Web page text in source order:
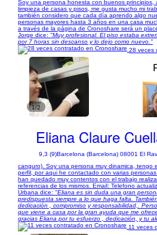
Soy una persona honesta con buenos principios,
limpieza de casas y pisos, me gusta mucho mi
también considero que cada día aprendo algo
personas mayores hasta 3 años en una casa
a través de la página de Cronoshare será un
Jorge dice: "Muy profesional. El piso estaba
por 7 horas sin descanso y lo dejo como nuevo."
28 veces
1/2
Eliana Claure
9,3 (9)Barcelona (Barcelona) 08001 El
canguro). Soy una persona muy dinamica, tengo
perfil, por aqui he contactado con varias
han quedado muy contentos con el trabajo
referencias de los mismos. Email: Telefono
Urbana dice: "Eliana es sin duda una gran
predispuesta siempre a lo que haga falta.
dedicación , compromiso y responsabilidad,.
que viene a casa por la gran ayuda que me
gracias Eliana por tu esfuerzo , dedicación, y tu
11 veces